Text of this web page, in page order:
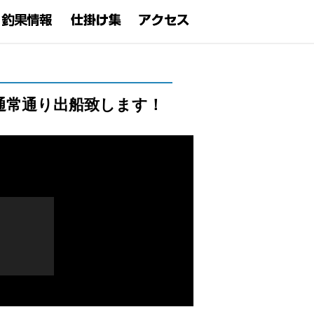
通り出船致します！